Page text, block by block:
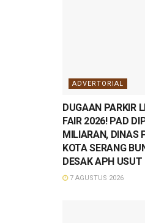
ADVERTORIAL
DUGAAN PARKIR
FAIR 2026! PAD
MILIARAN, DINAS
KOTA SERANG
DESAK APH
7 AGUSTUS 2026